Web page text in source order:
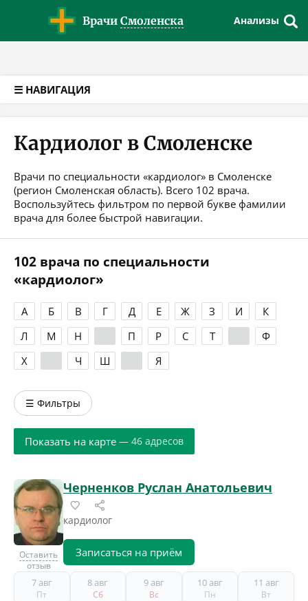
Врачи Смоленска Анализы
☰ НАВИГАЦИЯ
Кардиолог в Смоленске
Врачи по специальности «кардиолог» в Смоленске
(регион Смоленская область). Всего 102 врача.
Воспользуйтесь фильтром по первой букве фамилии
врача для более быстрой навигации.
102 врача по специальности
«кардиолог»
А Б В Г Д Е Ж З И
К
Л
М Н П Р С Т
Ф
Х
Ч Ш Я
☰ Фильтры
Показать на карте — 46 адресов
Оставить
отзыв
Черненков Руслан Анатольевич
кардиолог
Записаться на приём
7 авг
Пт
8 авг
Сб
9 авг
Вс
10 авг
Пн
11 авг
Вт